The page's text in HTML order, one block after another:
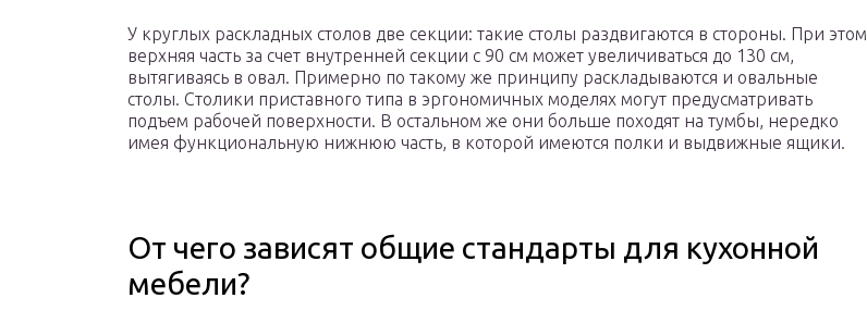
У круглых раскладных столов две секции: такие столы раздвигаются в стороны. При этом
верхняя часть за счет внутренней секции с 90 см может увеличиваться до 130 см,
вытягиваясь в овал. Примерно по такому же принципу раскладываются и овальные
столы. Столики приставного типа в эргономичных моделях могут предусматривать
подъем рабочей поверхности. В остальном же они больше походят на тумбы, нередко
имея функциональную нижнюю часть, в которой имеются полки и выдвижные ящики.
От чего зависят общие стандарты для кухонной
мебели?